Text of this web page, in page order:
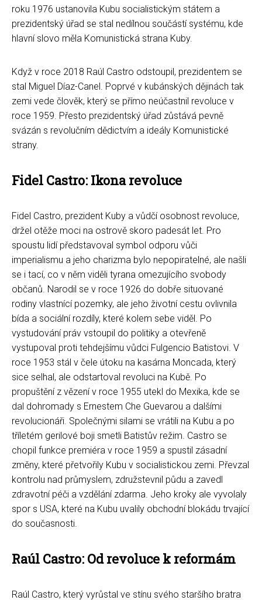
roku 1976 ustanovila Kubu socialistickým státem a
prezidentský úřad se stal nedílnou součástí systému, kde
hlavní slovo měla Komunistická strana Kuby.
Když v roce 2018 Raúl Castro odstoupil, prezidentem se
stal Miguel Díaz-Canel. Poprvé v kubánských dějinách tak
zemi vede člověk, který se přímo neúčastnil revoluce v
roce 1959. Přesto prezidentský úřad zůstává pevně
svázán s revolučním dědictvím a ideály Komunistické
strany.
Fidel Castro: Ikona revoluce
Fidel Castro, prezident Kuby a vůdčí osobnost revoluce,
držel otěže moci na ostrově skoro padesát let. Pro
spoustu lidí představoval symbol odporu vůči
imperialismu a jeho charizma bylo nepopiratelné, ale našli
se i tací, co v něm viděli tyrana omezujícího svobody
občanů. Narodil se v roce 1926 do dobře situované
rodiny vlastnící pozemky, ale jeho životní cestu ovlivnila
bída a sociální rozdíly, které kolem sebe viděl. Po
vystudování práv vstoupil do politiky a otevřeně
vystupoval proti tehdejšímu vůdci Fulgencio Batistovi. V
roce 1953 stál v čele útoku na kasárna Moncada, který
sice selhal, ale odstartoval revoluci na Kubě. Po
propuštění z vězení v roce 1955 utekl do Mexika, kde se
dal dohromady s Ernestem Che Guevarou a dalšími
revolucionáři. Společnými silami se vrátili na Kubu a po
tříletém gerilové boji smetli Batistův režim. Castro se
chopil funkce premiéra v roce 1959 a spustil zásadní
změny, které přetvořily Kubu v socialistickou zemi. Převzal
kontrolu nad průmyslem, združstevnil půdu a zavedl
zdravotní péči a vzdělání zdarma. Jeho kroky ale vyvolaly
spor s USA, které na Kubu uvalily obchodní blokádu trvající
do současnosti.
Raúl Castro: Od revoluce k reformám
Raúl Castro, který vyrůstal ve stínu svého staršího bratra